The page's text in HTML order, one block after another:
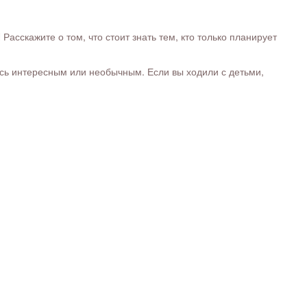
о том, что стоит знать тем, кто только планирует
интересным или необычным. Если вы ходили с детьми,